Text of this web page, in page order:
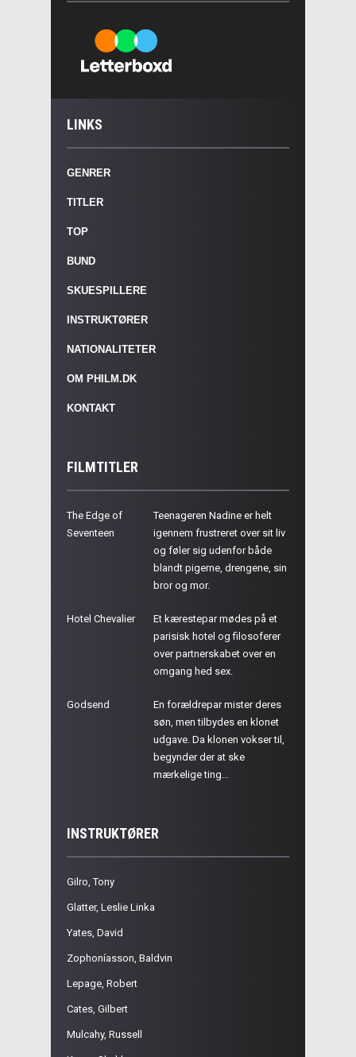
LINKS
GENRER
TITLER
TOP
BUND
SKUESPILLERE
INSTRUKTØRER
NATIONALITETER
OM PHILM.DK
KONTAKT
FILMTITLER
The Edge of
Seventeen
Teenageren Nadine er helt
igennem frustreret over sit liv
og føler sig udenfor både
blandt pigerne, drengene, sin
bror og mor.
Hotel Chevalier
Et kærestepar mødes på et
parisisk hotel og filosoferer
over partnerskabet over en
omgang hed sex.
Godsend
En forældrepar mister deres
søn, men tilbydes en klonet
udgave. Da klonen vokser til,
begynder der at ske
mærkelige ting...
INSTRUKTØRER
Gilro, Tony
Glatter, Leslie Linka
Yates, David
Zophoníasson, Baldvin
Lepage, Robert
Cates, Gilbert
Mulcahy, Russell